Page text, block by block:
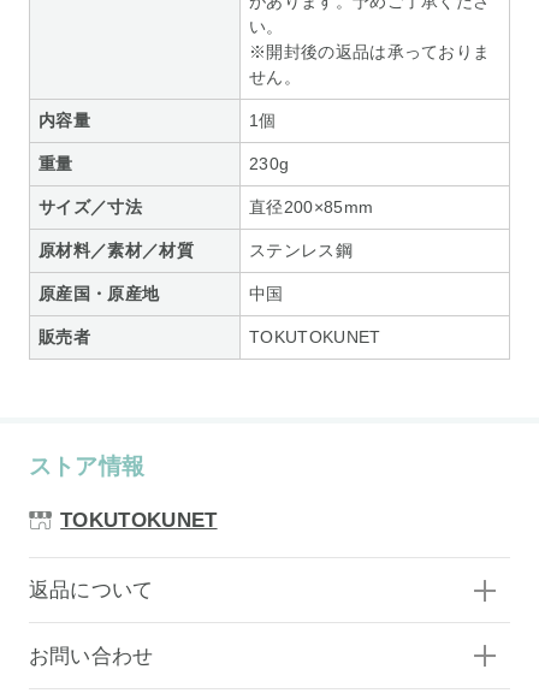
い。
※開封後の返品は承っておりま
せん。
内容量 1個
重量 230g
サイズ／寸法 直径200×85mm
原材料／素材／材質 ステンレス鋼
原産国・原産地 中国
販売者 TOKUTOKUNET
ストア情報
TOKUTOKUNET
返品について
お問い合わせ